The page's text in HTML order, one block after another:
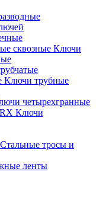
Ключи
Ключи трубные
четырехгранные
Ключи
Стальные тросы и
ленты